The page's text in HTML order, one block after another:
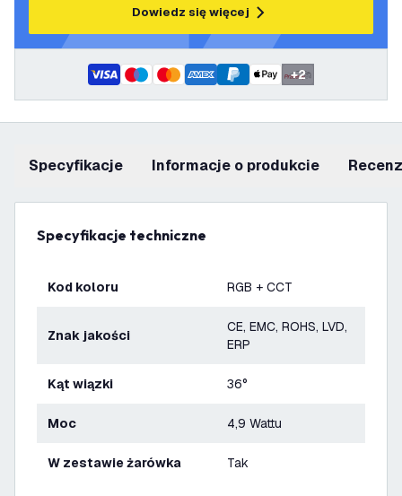
Dowiedz się więcej
+2
Specyfikacje informacje o produkcie
Specyfikacje techniczne
Kod koloru RGB + CCT
Znak jakości
CE, EMC, ROHS, LVD,
ERP
Kąt wiązki 36°
Moc 4,9 Wattu
W zestawie żarówka Tak